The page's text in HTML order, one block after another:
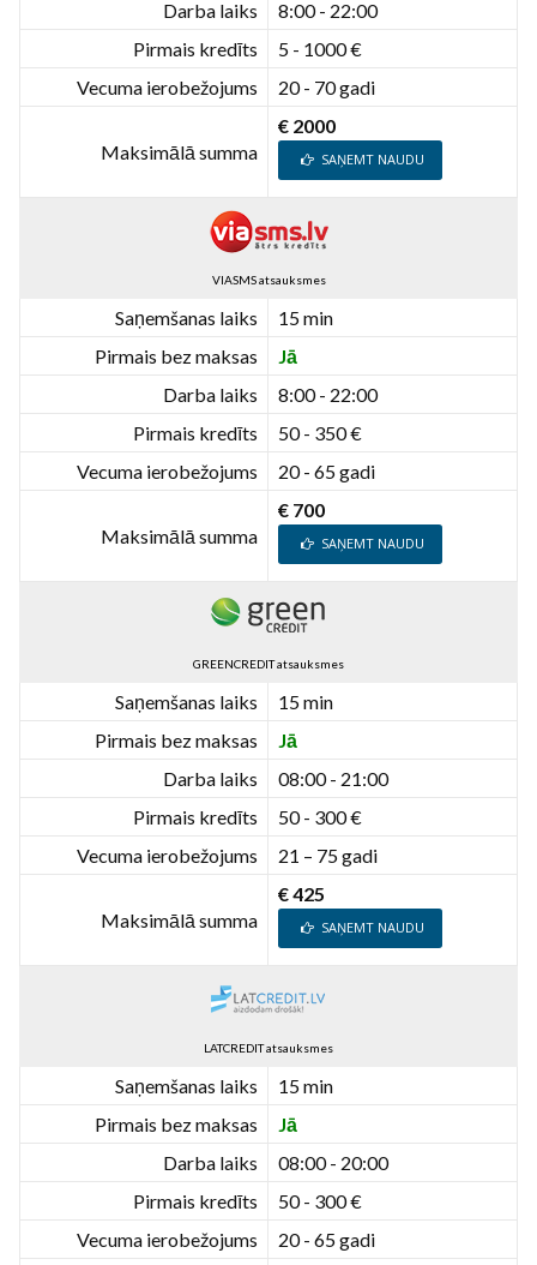
Darba laiks
8:00 - 22:00
Pirmais kredīts
5 - 1000 €
Vecuma ierobežojums
20 - 70 gadi
Maksimālā summa
€ 2000
SAŅEMT NAUDU
VIASMS atsauksmes
Saņemšanas laiks
15 min
Pirmais bez maksas
Jā
Darba laiks
8:00 - 22:00
Pirmais kredīts
50 - 350 €
Vecuma ierobežojums
20 - 65 gadi
Maksimālā summa
€ 700
SAŅEMT NAUDU
GREENCREDIT atsauksmes
Saņemšanas laiks
15 min
Pirmais bez maksas
Jā
Darba laiks
08:00 - 21:00
Pirmais kredīts
50 - 300 €
Vecuma ierobežojums
21 – 75 gadi
Maksimālā summa
€ 425
SAŅEMT NAUDU
LATCREDIT atsauksmes
Saņemšanas laiks
15 min
Pirmais bez maksas
Jā
Darba laiks
08:00 - 20:00
Pirmais kredīts
50 - 300 €
Vecuma ierobežojums
20 - 65 gadi